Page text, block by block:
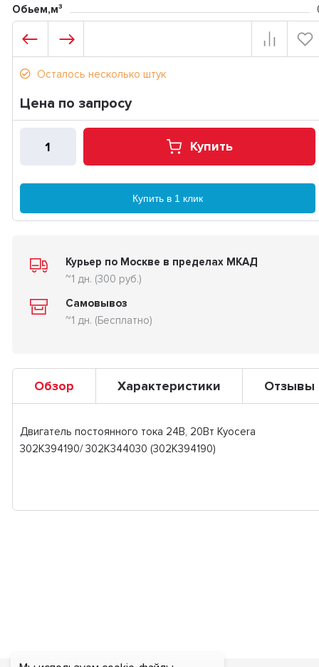
Обьем,м³
Осталось несколько штук
Цена по запросу
Купить
Купить в 1 клик
Курьер по Москве в пределах МКАД
~1 дн. (300 руб.)
Самовывоз
~1 дн. (Бесплатно)
Обзор Характеристики Отзывы
Двигатель постоянного тока 24В, 20Вт Kyocera
302K394190/ 302K344030 (302K394190)